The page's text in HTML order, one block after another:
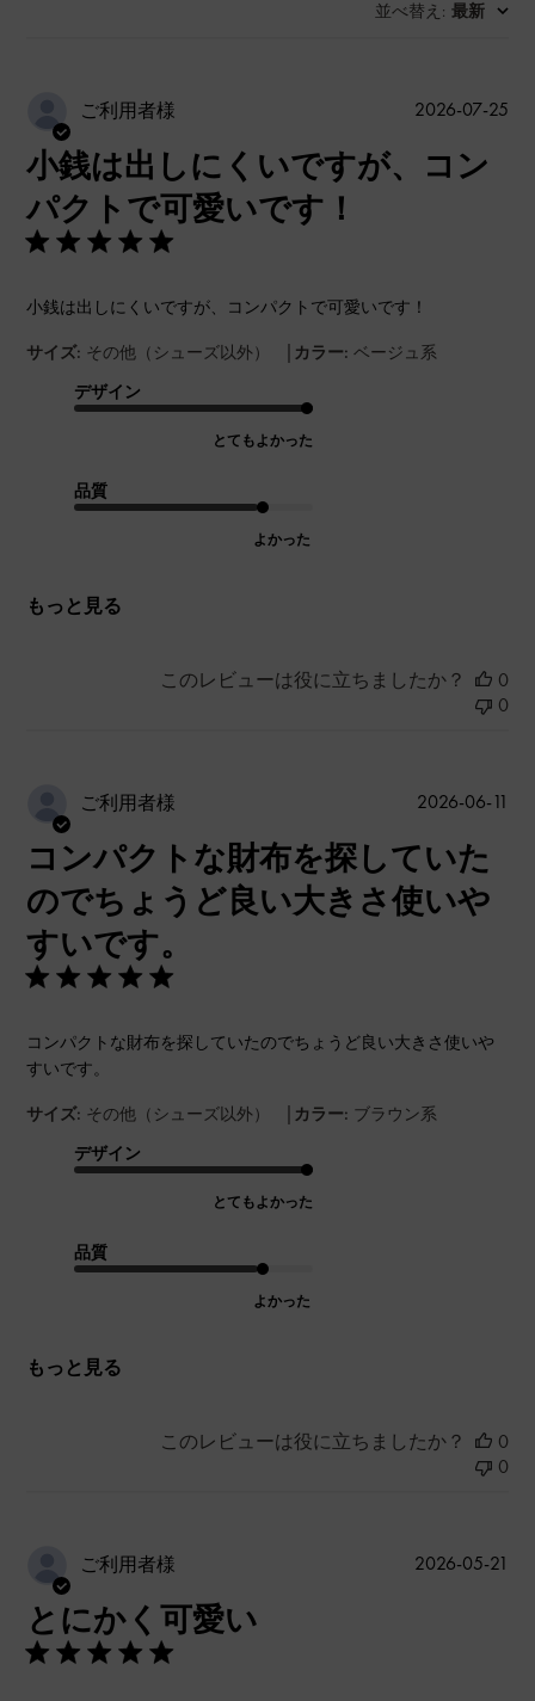
並べ替え : 最新
ご利用者様
小銭は出しにくいですが、コン
パクトで可愛いです！
小銭は出しにくいですが、コンパクトで可愛いです！
サイズ: その他（シューズ以外） | カラー: ベージュ系
デザイン
とてもよかった
品質
よかった
もっと見る
公
2026-07-25
このレビューは役に立ちましたか？
0
0
ご利用者様
コンパクトな財布を探していた
のでちょうど良い大きさ使いや
すいです。
コンパクトな財布を探していたのでちょうど良い大きさ使いや
すいです。
サイズ: その他（シューズ以外） | カラー: ブラウン系
デザイン
とてもよかった
品質
よかった
もっと見る
2026-06-11
このレビューは役に立ちましたか？
0
0
ご利用者様
とにかく可愛い
2026-05-21